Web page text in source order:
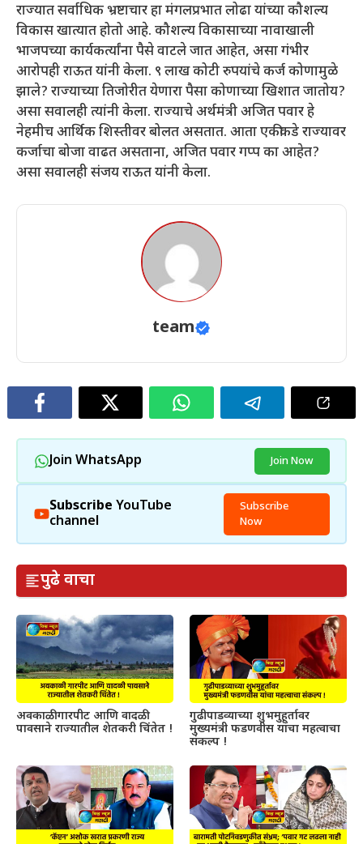
राज्यात सर्वाधिक भ्रष्टाचार हा मंगलप्रभात लोढा यांच्या कौशल्य
विकास खात्यात होतो आहे. कौशल्य विकासाच्या नावाखाली
भाजपच्या कार्यकर्त्यांना पैसे वाटले जात आहेत, असा गंभीर
आरोपही राऊत यांनी केला. ९ लाख कोटी रुपयांचे कर्ज कोणामुळे
झाले? राज्याच्या तिजोरीत येणारा पैसा कोणाच्या खिशात जातोय?
असा सवालही त्यांनी केला. राज्याचे अर्थमंत्री अजित पवार हे
नेहमीच आर्थिक शिस्तीवर बोलत असतात. आता एकीकडे राज्यावर
कर्जाचा बोजा वाढत असताना, अजित पवार गप्प का आहेत?
असा सवालही संजय राऊत यांनी केला.
team
Join WhatsApp Join Now
Subscribe YouTube
channel
Subscribe
Now
पुढे वाचा
अवकाळी गारपीट आणि वादळी
पावसाने राज्यातील शेतकरी चिंतेत !
गुढीपाडव्याच्या शुभमुहूर्तावर
मुख्यमंत्री फडणवीस यांचा महत्वाचा
संकल्प !